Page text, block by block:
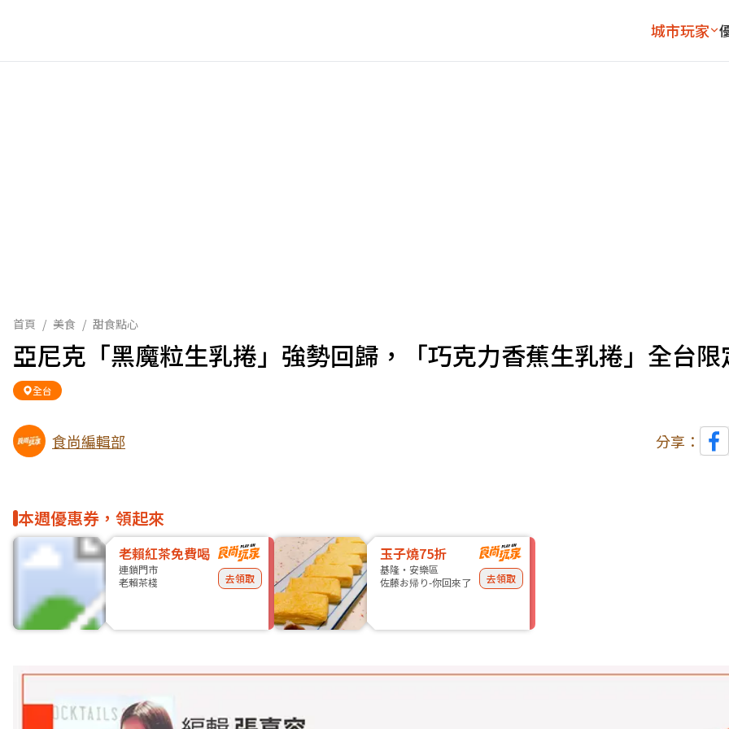
城市玩家
首頁 / 美食 / 甜食點心
亞尼克「黑魔粒生乳捲」強勢回歸，「巧克力香蕉生乳捲」全台
全台
食尚編輯部 分享：
本週優惠券，領起來
老賴紅茶免費喝
連鎖門市
老賴茶棧
去領取
玉子燒75折
基隆・安樂區
佐藤お帰り-你回來了
去領取